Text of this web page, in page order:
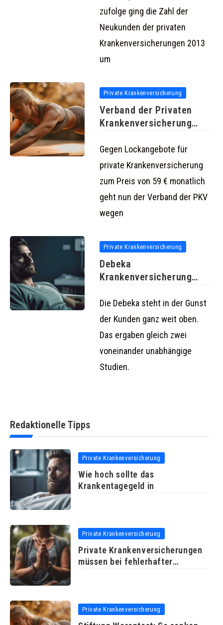
zufolge ging die Zahl der
Neukunden der privaten
Krankenversicherungen 2013
um
Private Krankenversicherung
Verband der Privaten
Krankenversicherung
Werbung
Gegen Lockangebote für
private Krankenversicherung
zum Preis von 59 € monatlich
geht nun der Verband der PKV
wegen
Private Krankenversicherung
Debeka
Krankenversicherung
Kundenvertrauen
Die Debeka steht in der Gunst
der Kunden ganz weit oben.
Das ergaben gleich zwei
voneinander unabhängige
Studien.
Redaktionelle Tipps
Private Krankenversicherung
Wie hoch sollte das
Krankentagegeld in
Private Krankenversicherung
Private Krankenversicherungen
müssen bei fehlerhafter
Private Krankenversicherung